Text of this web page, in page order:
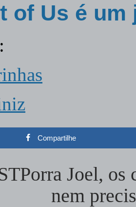
of Us é
Compartilhe
Porra Joel, os
nem